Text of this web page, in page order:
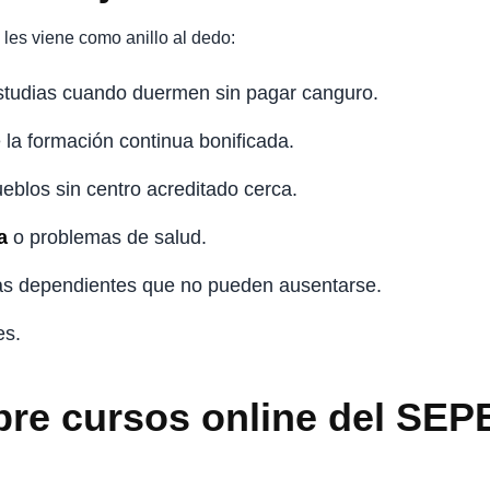
viene como anillo al dedo:
cuando duermen sin pagar canguro.
la formación continua bonificada.
sin centro acreditado cerca.
o problemas de salud.
dependientes que no pueden ausentarse.
cursos online del